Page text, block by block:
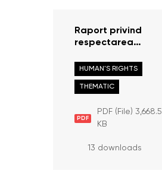
Raport privind
respectarea
la evenimentele din
8-9 mai 2022
PDF
PDF (File) 3,668.5
KB
HUMAN'S RIGHTS
THEMATIC
13 downloads